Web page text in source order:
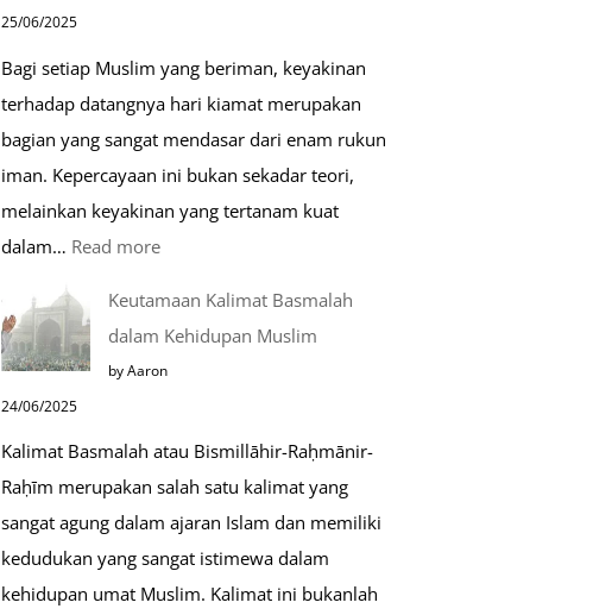
25/06/2025
Bagi setiap Muslim yang beriman, keyakinan
terhadap datangnya hari kiamat merupakan
bagian yang sangat mendasar dari enam rukun
iman. Kepercayaan ini bukan sekadar teori,
melainkan keyakinan yang tertanam kuat
dalam… Read more:
Keutamaan Kalimat Basmalah
dalam Kehidupan Muslim
by Aaron
24/06/2025
Kalimat Basmalah atau Bismillāhir-Raḥmānir-
Raḥīm merupakan salah satu kalimat yang
sangat agung dalam ajaran Islam dan memiliki
kedudukan yang sangat istimewa dalam
kehidupan umat Muslim. Kalimat ini bukanlah